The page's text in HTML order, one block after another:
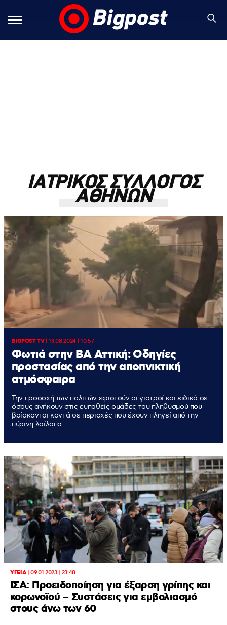
ΙΑΤΡΙΚΟΣ ΣΥΛΛΟΓΟΣ
ΑΘΗΝΩΝ
BIGPOST TV|13.08.2024 | 10:57
Φωτιά στην ΒΑ Αττική: Οδηγίες
προστασίας από την αποπνικτική
ατμόσφαιρα
Την προσοχή των πολιτών εφιστούν οι γιατροί και ειδικά σε
όσους ανήκουν στις ευπαθείς ομάδες του πληθυσμού που
βρίσκονται κοντά σε περιοχές που έχουν πληγεί από την
πύρινη λαίλαπα.
ΥΓΕΙΑ|09.01.2023 | 23:48
ΙΣΑ: Προειδοποίηση για έξαρση γρίπης και
κορωνοϊού – Συστάσεις για εμβολιασμό
στους άνω των 60